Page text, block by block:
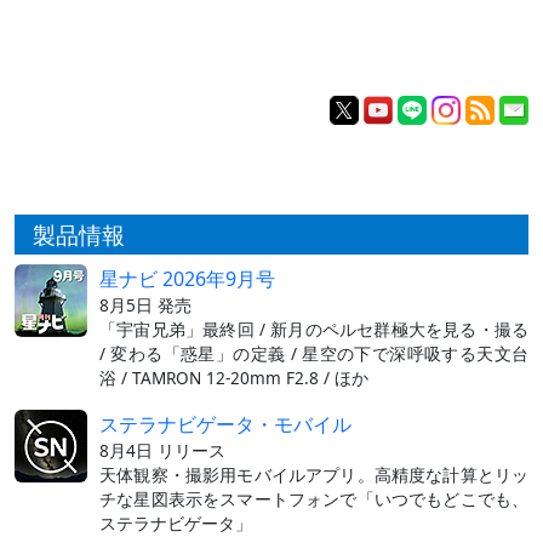
製品情報
星ナビ 2026年9月号
8月5日 発売
「宇宙兄弟」最終回 / 新月のペルセ群極大を見る・撮る
/ 変わる「惑星」の定義 / 星空の下で深呼吸する天文台
浴 / TAMRON 12-20mm F2.8 / ほか
ステラナビゲータ・モバイル
8月4日 リリース
天体観察・撮影用モバイルアプリ。高精度な計算とリッ
チな星図表示をスマートフォンで「いつでもどこでも、
ステラナビゲータ」